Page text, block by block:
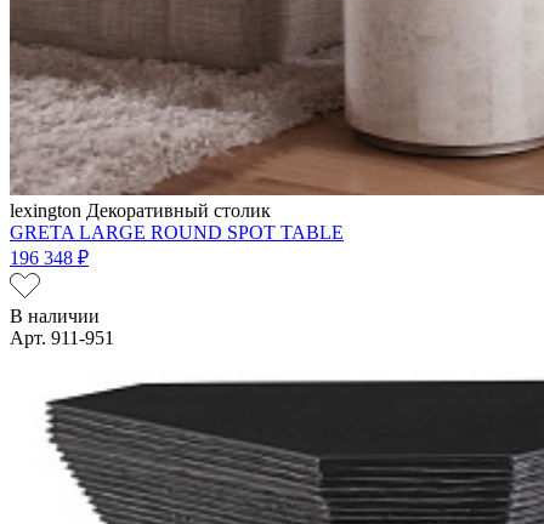
lexington Декоративный столик
GRETA LARGE ROUND SPOT TABLE
196 348 ₽
В наличии
Арт. 911-951